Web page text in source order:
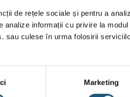
de rețele sociale și pentru a
analize informații cu privire la
sau culese în urma folosirii
Marketing